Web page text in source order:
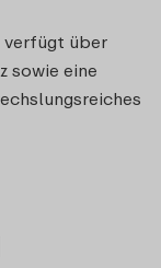
verfügt über
sowie eine